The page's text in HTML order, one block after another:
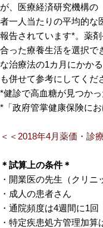
が、医療経済研究機構の
者一人当たりの平均的な
報告されています*。薬
合った療養生活を選択で
な治療法の1カ月にかか
も併せて参考にしてくだ
*健診で高血糖が見つか
* 「政府管掌健康保険に
＜＜2018年4月薬価・診
＊試算上の条件＊
・開業医の先生（クリ
・成人の患者さん
・通院頻度は4週間に1回
・特定疾患処方管理加算